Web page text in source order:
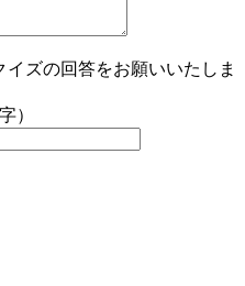
ズの回答をお願いいたしま
）